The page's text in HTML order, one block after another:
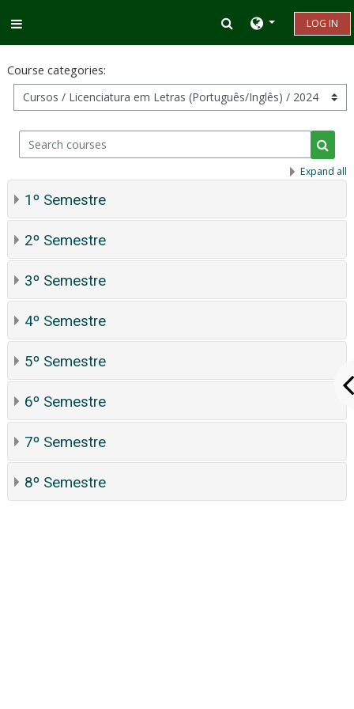
Toggle search
LOG IN
Course categories:
Search courses
Expand all
1º Semestre
2º Semestre
3º Semestre
4º Semestre
5º Semestre
6º Semestre
7º Semestre
8º Semestre